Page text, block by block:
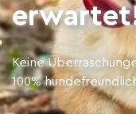
Keine
100%